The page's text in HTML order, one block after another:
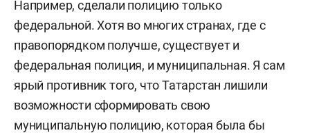
Например, сделали полицию только
федеральной. Хотя во многих странах, где с
правопорядком получше, существует и
федеральная полиция, и муниципальная. Я сам
ярый противник того, что Татарстан лишили
возможности сформировать свою
муниципальную полицию, которая была бы